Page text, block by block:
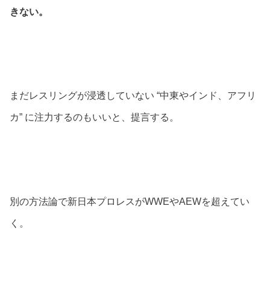
きない。
まだレスリングが浸透していない “中東やインド、アフリ
カ” に注力するのもいいと、提言する。
別の方法論で新日本プロレスがWWEやAEWを超えてい
く。